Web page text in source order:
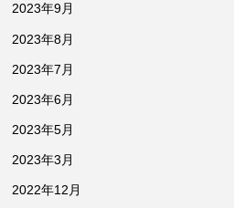
2023年9月
2023年8月
2023年7月
2023年6月
2023年5月
2023年3月
2022年12月